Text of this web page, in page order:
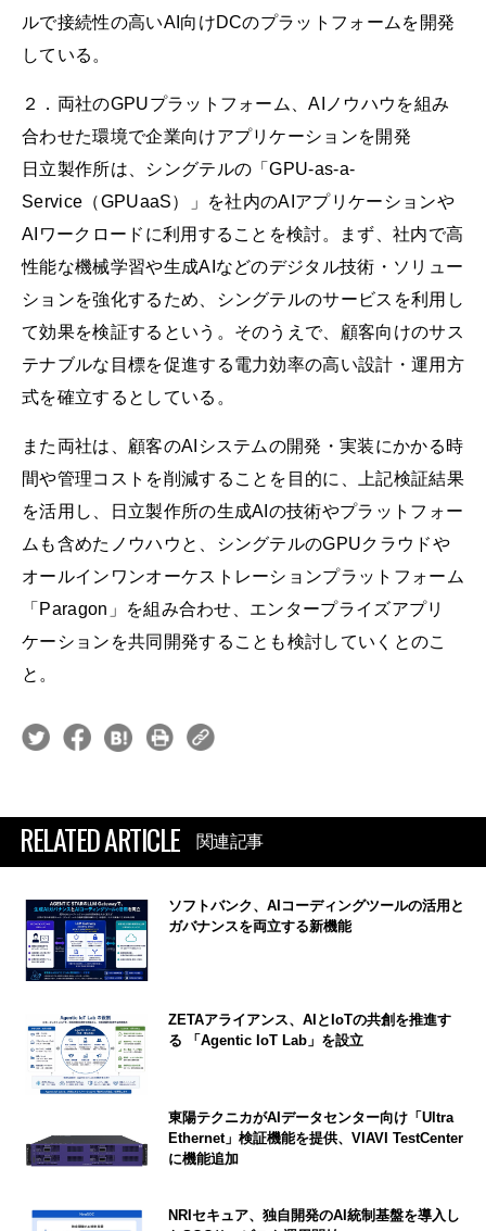
ルで接続性の高いAI向けDCのプラットフォームを開発
している。
２．両社のGPUプラットフォーム、AIノウハウを組み
合わせた環境で企業向けアプリケーションを開発
日立製作所は、シングテルの「GPU-as-a-
Service（GPUaaS）」を社内のAIアプリケーションや
AIワークロードに利用することを検討。まず、社内で高
性能な機械学習や生成AIなどのデジタル技術・ソリュー
ションを強化するため、シングテルのサービスを利用し
て効果を検証するという。そのうえで、顧客向けのサス
テナブルな目標を促進する電力効率の高い設計・運用方
式を確立するとしている。
また両社は、顧客のAIシステムの開発・実装にかかる時
間や管理コストを削減することを目的に、上記検証結果
を活用し、日立製作所の生成AIの技術やプラットフォー
ムも含めたノウハウと、シングテルのGPUクラウドや
オールインワンオーケストレーションプラットフォーム
「Paragon」を組み合わせ、エンタープライズアプリ
ケーションを共同開発することも検討していくとのこ
と。
RELATED ARTICLE 関連記事
ソフトバンク、AIコーディングツールの活用と
ガバナンスを両立する新機能
ZETAアライアンス、AIとIoTの共創を推進す
る 「Agentic IoT Lab」を設立
東陽テクニカがAIデータセンター向け「Ultra
Ethernet」検証機能を提供、VIAVI TestCenter
に機能追加
NRIセキュア、独自開発のAI統制基盤を導入し